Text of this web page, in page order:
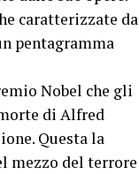
caratterizzate da
pentagramma
Nobel che gli
di Alfred
Questa la
mezzo del terrore